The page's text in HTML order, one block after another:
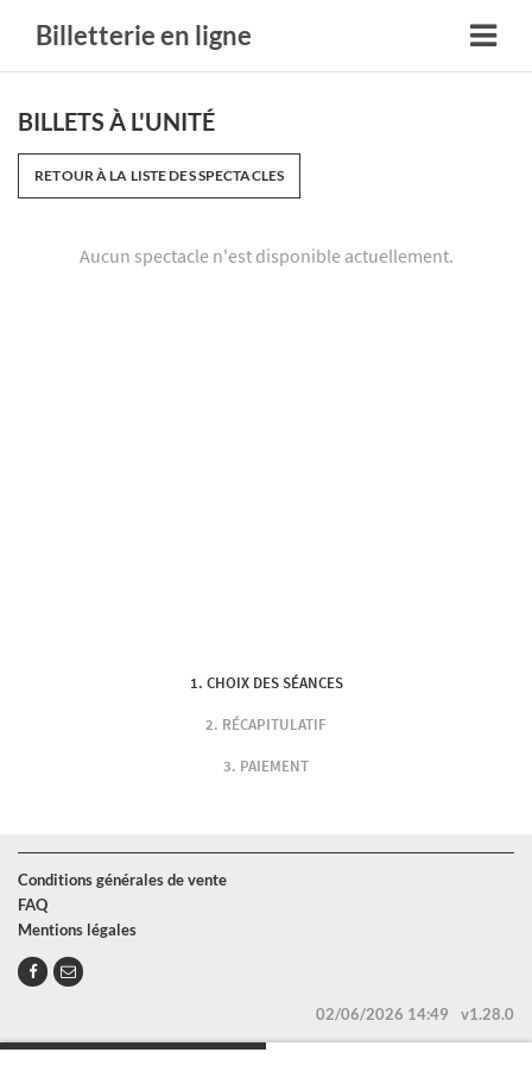
Billetterie en ligne
BILLETS À L'UNITÉ
RETOUR À LA LISTE DES SPECTACLES
Aucun spectacle n'est disponible actuellement.
CHOIX DES SÉANCES
RÉCAPITULATIF
PAIEMENT
Conditions générales de vente
FAQ
Mentions légales
02/06/2026 14:49 v1.28.0